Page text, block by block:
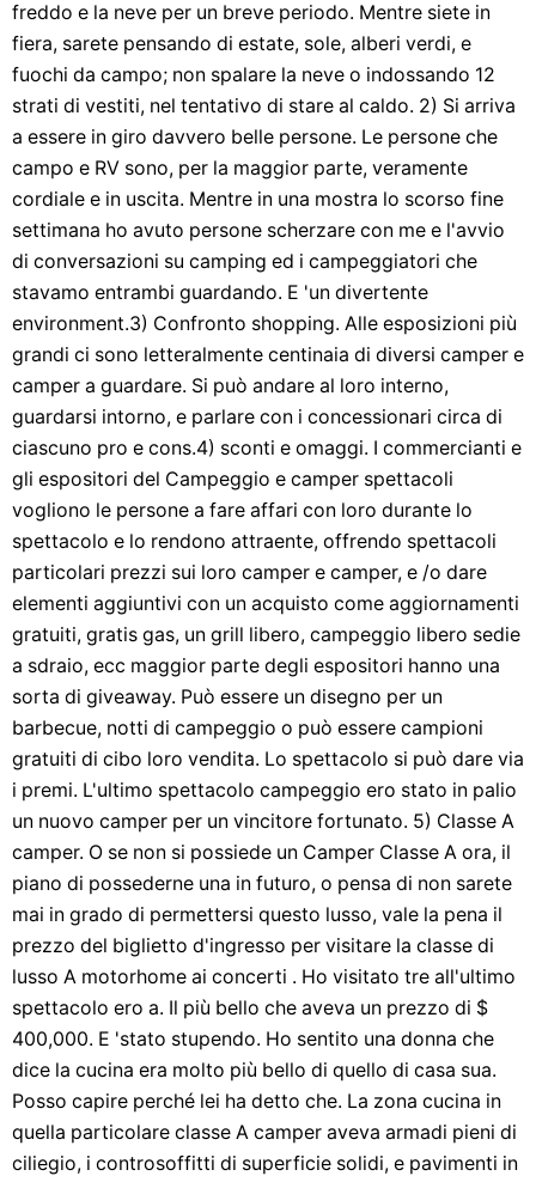
freddo e la neve per un breve periodo. Mentre siete in
fiera, sarete pensando di estate, sole, alberi verdi, e
fuochi da campo; non spalare la neve o indossando 12
strati di vestiti, nel tentativo di stare al caldo. 2) Si arriva
a essere in giro davvero belle persone. Le persone che
campo e RV sono, per la maggior parte, veramente
cordiale e in uscita. Mentre in una mostra lo scorso fine
settimana ho avuto persone scherzare con me e l'avvio
di conversazioni su camping ed i campeggiatori che
stavamo entrambi guardando. E 'un divertente
environment.3) Confronto shopping. Alle esposizioni più
grandi ci sono letteralmente centinaia di diversi camper e
camper a guardare. Si può andare al loro interno,
guardarsi intorno, e parlare con i concessionari circa di
ciascuno pro e cons.4) sconti e omaggi. I commercianti e
gli espositori del Campeggio e camper spettacoli
vogliono le persone a fare affari con loro durante lo
spettacolo e lo rendono attraente, offrendo spettacoli
particolari prezzi sui loro camper e camper, e /o dare
elementi aggiuntivi con un acquisto come aggiornamenti
gratuiti, gratis gas, un grill libero, campeggio libero sedie
a sdraio, ecc maggior parte degli espositori hanno una
sorta di giveaway. Può essere un disegno per un
barbecue, notti di campeggio o può essere campioni
gratuiti di cibo loro vendita. Lo spettacolo si può dare via
i premi. L'ultimo spettacolo campeggio ero stato in palio
un nuovo camper per un vincitore fortunato. 5) Classe A
camper. O se non si possiede un Camper Classe A ora, il
piano di possederne una in futuro, o pensa di non sarete
mai in grado di permettersi questo lusso, vale la pena il
prezzo del biglietto d'ingresso per visitare la classe di
lusso A motorhome ai concerti . Ho visitato tre all'ultimo
spettacolo ero a. Il più bello che aveva un prezzo di $
400,000. E 'stato stupendo. Ho sentito una donna che
dice la cucina era molto più bello di quello di casa sua.
Posso capire perché lei ha detto che. La zona cucina in
quella particolare classe A camper aveva armadi pieni di
ciliegio, i controsoffitti di superficie solidi, e pavimenti in